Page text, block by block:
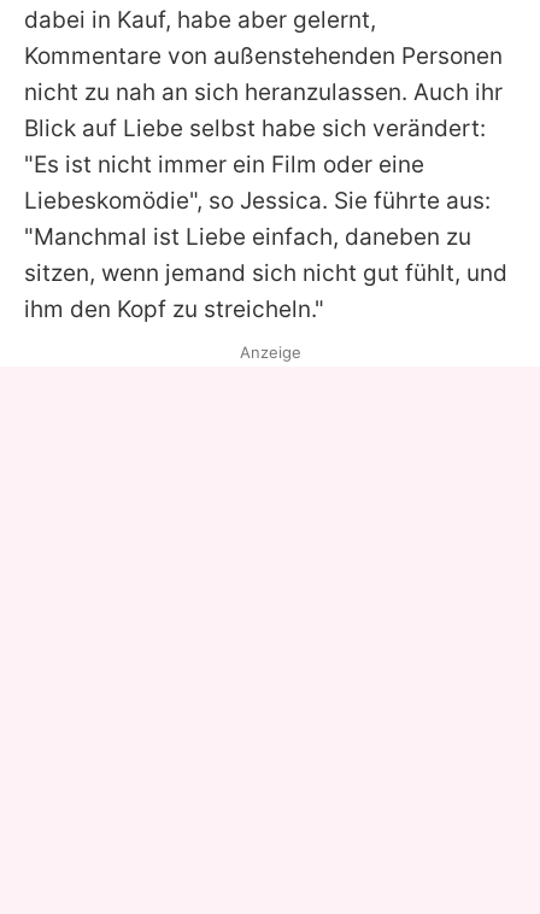
dabei in Kauf, habe aber gelernt,
Kommentare von außenstehenden Personen
nicht zu nah an sich heranzulassen. Auch ihr
Blick auf Liebe selbst habe sich verändert:
"Es ist nicht immer ein Film oder eine
Liebeskomödie", so Jessica. Sie führte aus:
"Manchmal ist Liebe einfach, daneben zu
sitzen, wenn jemand sich nicht gut fühlt, und
ihm den Kopf zu streicheln."
Anzeige